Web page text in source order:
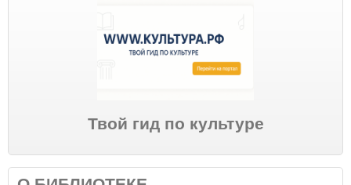
Твой гид по культуре